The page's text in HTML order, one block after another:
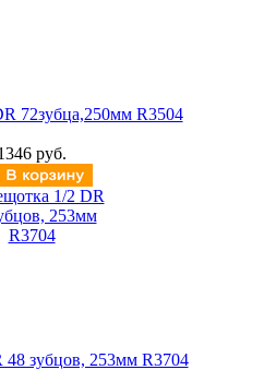
72зубца,250мм R3504
руб.
48 зубцов, 253мм R3704